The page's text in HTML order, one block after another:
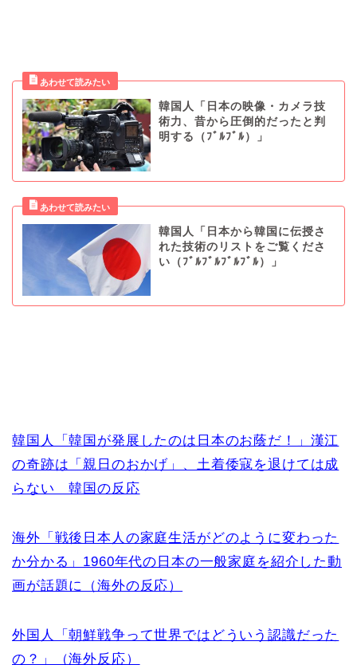
韓国人「日本の映像・カメラ技
術力、昔から圧倒的だったと判
明する（ﾌﾞﾙﾌﾞﾙ）」
韓国人「日本から韓国に伝授さ
れた技術のリストをご覧くださ
い（ﾌﾞﾙﾌﾞﾙﾌﾞﾙﾌﾞﾙ）」
韓国人「韓国が発展したのは日本のお蔭だ！」漢江
の奇跡は「親日のおかげ」、土着倭寇を退けては成
らない 韓国の反応
海外「戦後日本人の家庭生活がどのように変わった
か分かる」1960年代の日本の一般家庭を紹介した動
画が話題に（海外の反応）
外国人「朝鮮戦争って世界ではどういう認識だった
の？」（海外反応）